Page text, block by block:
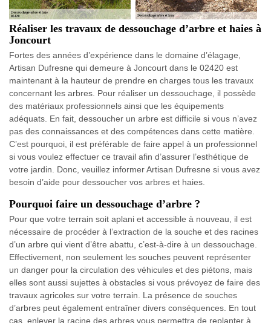
Réaliser les travaux de dessouchage d’arbre et haies à
Joncourt
Fortes des années d’expérience dans le domaine d’élagage,
Artisan Dufresne qui demeure à Joncourt dans le 02420 est
maintenant à la hauteur de prendre en charges tous les travaux
concernant les arbres. Pour réaliser un dessouchage, il possède
des matériaux professionnels ainsi que les équipements
adéquats. En fait, dessoucher un arbre est difficile si vous n’avez
pas des connaissances et des compétences dans cette matière.
C’est pourquoi, il est préférable de faire appel à un professionnel
si vous voulez effectuer ce travail afin d’assurer l’esthétique de
votre jardin. Donc, veuillez informer Artisan Dufresne si vous avez
besoin d’aide pour dessoucher vos arbres et haies.
Pourquoi faire un dessouchage d’arbre ?
Pour que votre terrain soit aplani et accessible à nouveau, il est
nécessaire de procéder à l’extraction de la souche et des racines
d’un arbre qui vient d’être abattu, c’est-à-dire à un dessouchage.
Effectivement, non seulement les souches peuvent représenter
un danger pour la circulation des véhicules et des piétons, mais
elles sont aussi sujettes à obstacles si vous prévoyez de faire des
travaux agricoles sur votre terrain. La présence de souches
d’arbres peut également entraîner divers conséquences. En tout
cas, enlever la racine des arbres vous permettra de replanter à